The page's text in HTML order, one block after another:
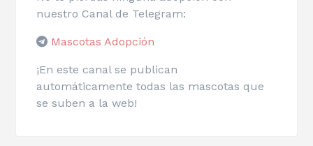
nuestro Canal de Telegram:
Mascotas Adopción
¡En este canal se publican
automáticamente todas las mascotas que
se suben a la web!